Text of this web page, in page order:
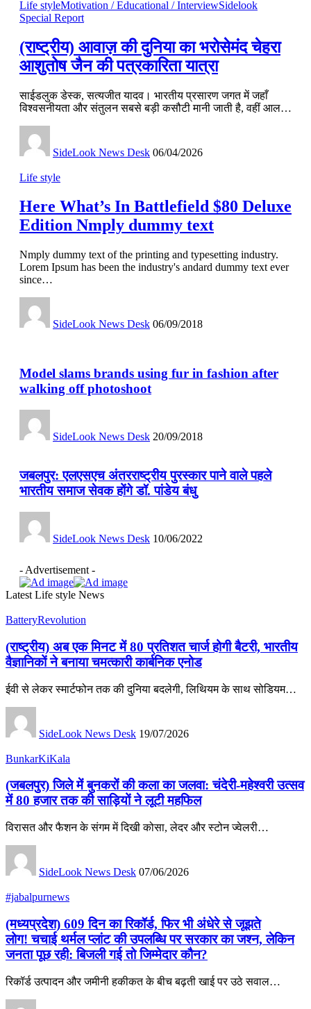
Life styleMotivation / Educational / InterviewSidelook
Special Report
(राष्ट्रीय) आवाज़ की दुनिया का भरोसेमंद चेहरा
आशुतोष जैन की पत्रकारिता यात्रा
साईडलुक डेस्क, सत्यजीत यादव। भारतीय प्रसारण जगत में जहाँ
विश्वसनीयता और संतुलन सबसे बड़ी कसौटी मानी जाती है, वहीं आल…
SideLook News Desk 06/04/2026
Life style
Here What’s In Battlefield $80 Deluxe
Edition Nmply dummy text
Nmply dummy text of the printing and typesetting industry.
Lorem Ipsum has been the industry's andard dummy text ever
since…
SideLook News Desk 06/09/2018
Model slams brands using fur in fashion after
walking off photoshoot
SideLook News Desk 20/09/2018
जबलपुर: एलएसएच अंतरराष्ट्रीय पुरस्कार पाने वाले पहले
भारतीय समाज सेवक होंगे डॉ. पांडेय बंधु
SideLook News Desk 10/06/2022
- Advertisement -
Latest Life style News
BatteryRevolution
(राष्ट्रीय) अब एक मिनट में 80 प्रतिशत चार्ज होगी बैटरी, भारतीय
वैज्ञानिकों ने बनाया चमत्कारी कार्बनिक एनोड
ईवी से लेकर स्मार्टफोन तक की दुनिया बदलेगी, लिथियम के साथ सोडियम…
SideLook News Desk 19/07/2026
BunkarKiKala
(जबलपुर) जिले में बुनकरों की कला का जलवा: चंदेरी-महेश्वरी उत्सव
में 80 हजार तक की साड़ियों ने लूटी महफिल
विरासत और फैशन के संगम में दिखी कोसा, लेदर और स्टोन ज्वेलरी…
SideLook News Desk 07/06/2026
#jabalpurnews
(मध्यप्रदेश) 609 दिन का रिकॉर्ड, फिर भी अंधेरे से जूझते
लोग! चचाई थर्मल प्लांट की उपलब्धि पर सरकार का जश्न, लेकिन
जनता पूछ रही: बिजली गई तो जिम्मेदार कौन?
रिकॉर्ड उत्पादन और जमीनी हकीकत के बीच बढ़ती खाई पर उठे सवाल…